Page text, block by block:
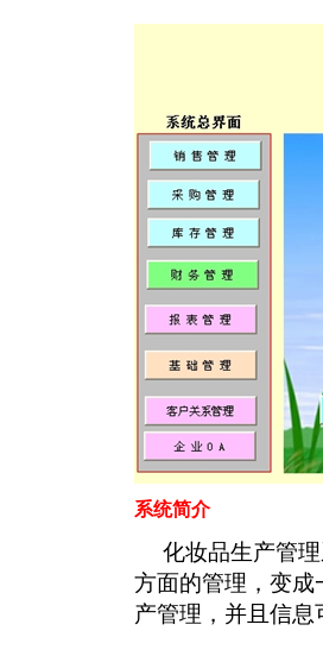
系统简介
化妆品生产管
方面的管理，变成
产管理，并且信息